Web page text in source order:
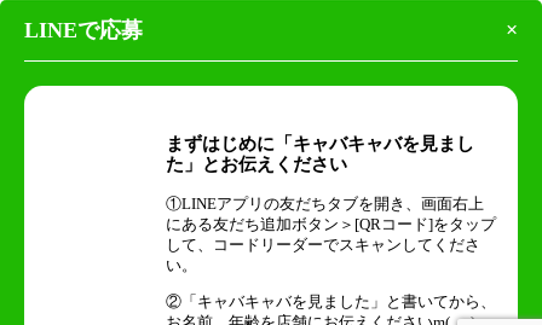
LINEで応募 ×
まずはじめに「キャバキャバを見まし
た」とお伝えください
①LINEアプリの友だちタブを開き、画面右上
にある友だち追加ボタン＞[QRコード]をタップ
して、コードリーダーでスキャンしてくださ
い。
②「キャバキャバを見ました」と書いてから、